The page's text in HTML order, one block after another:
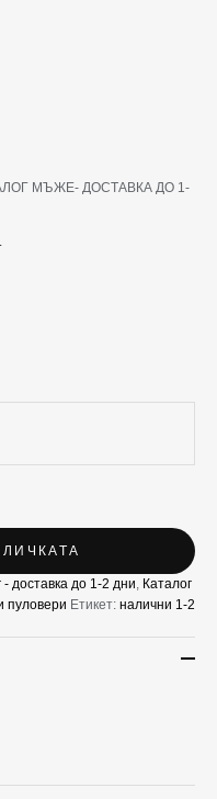
МЪЖЕ- ДОСТАВКА ДО 1-
- доставка до 1-2 дни Каталог
пуловери Етикет: налични 1-2